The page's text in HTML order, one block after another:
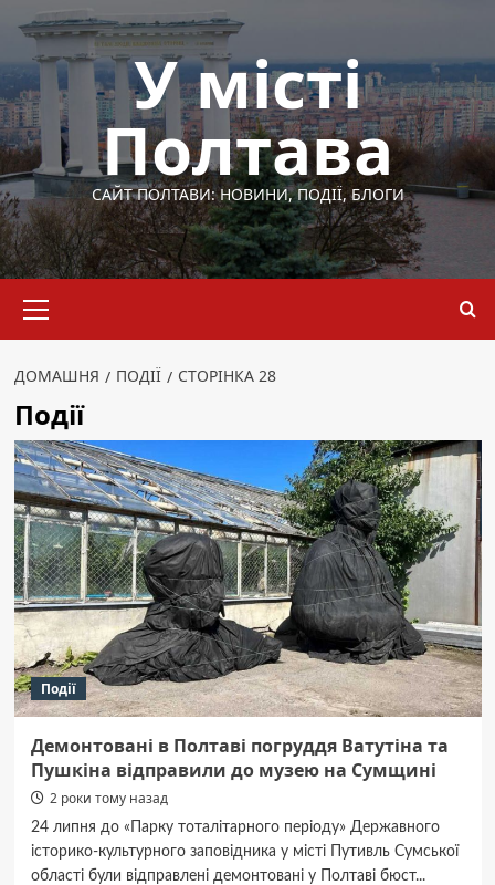
Перейти
вмісту
У місті
Полтава
САЙТ ПОЛТАВИ: НОВИНИ, ПОДІЇ, БЛОГИ
меню
ДОМАШНЯ ПОДІЇ СТОРІНКА 28
Події
Події
Демонтовані в Полтаві погруддя Ватутіна та
Пушкіна відправили до музею на Сумщині
2 роки тому назад
24 липня до «Парку тоталітарного періоду» Державного
історико-культурного заповідника у місті Путивль Сумської
області були відправлені демонтовані у Полтаві бюст...